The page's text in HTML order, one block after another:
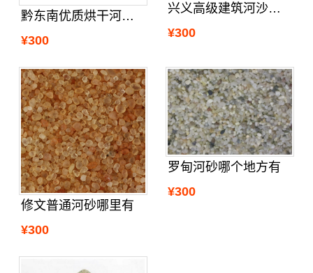
黔东南优质烘干河砂公司
¥300
兴义高级建筑河沙附近哪里有
¥300
修文普通河砂哪里有
¥300
罗甸河砂哪个地方有
¥300